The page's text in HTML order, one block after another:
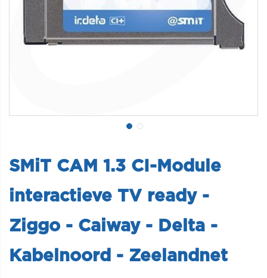
SMiT CAM 1.3 CI-Module
interactieve TV ready -
Ziggo - Caiway - Delta -
Kabelnoord - Zeelandnet